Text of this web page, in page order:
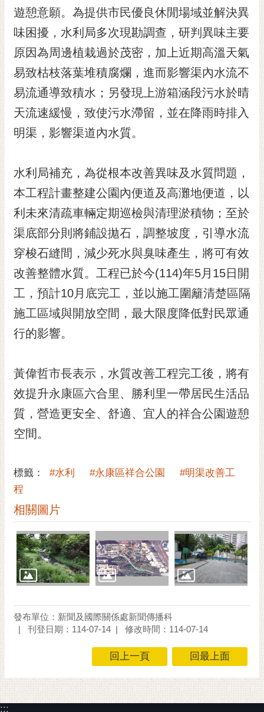
報
市
民
信
箱
English
日
本
隱
私
權
及
安
全
政
策
網
資
料
宣
告
市
府
交
置
遊憩意願。為提供市民優良休閒場域並解決異
味困擾，水利局多次現勘調查，研判異味主要
原因為周邊植栽過於茂密，加上近期高溫天氣
易致枯枝落葉堆積腐爛，進而影響渠內水流不
易流通導致積水；另發現上游箱涵段污水於晴
天流速緩慢，致使污水滯留，並在降雨時排入
明渠，影響渠道內水質。
水利局補充，為從根本改善異味及水質問題，
本工程計畫整建公園內便道及高灘地便道，以
利未來清疏車輛定期巡檢與清理淤積物；至於
渠底部分則將鋪設拋石，調整坡度，引導水流
穿梭石縫間，減少死水與臭味產生，將可有效
改善整體水質。工程已於今(114)年5月15日開
工，預計10月底完工，並以施工圍籬清楚區隔
施工區域與開放空間，最大限度降低對民眾通
行的影響。
黃偉哲市長表示，水質改善工程完工後，將有
效提升永康區六合里、勝利里一帶居民生活品
質，營造更安全、舒適、宜人的祥合公園遊憩
空間。
標籤： #水利 #永康區祥合公園
#明渠改善工
程
相關圖片
發布單位：新聞及國際關係處新聞傳播科
刊登日期：114-07-14
修改時間：114-07-14
回上一頁 回最上面
:::